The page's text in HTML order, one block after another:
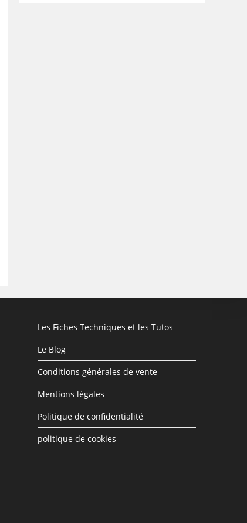
Les Fiches Techniques et les Tutos
Le Blog
Conditions générales de vente
Mentions légales
Politique de confidentialité
politique de cookies